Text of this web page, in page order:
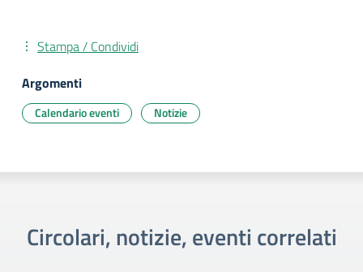
Stampa / Condividi
Argomenti
Calendario eventi Notizie
Circolari, notizie, eventi correlati